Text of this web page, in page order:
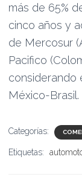
más de 65%
cinco años y
de Mercosur
Pacifico
considerando
México-Brasil.
Categorías:
Etiquetas: